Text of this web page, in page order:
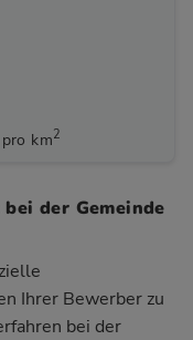
km2
der Gemeinde
Ihrer Bewerber zu
bei der